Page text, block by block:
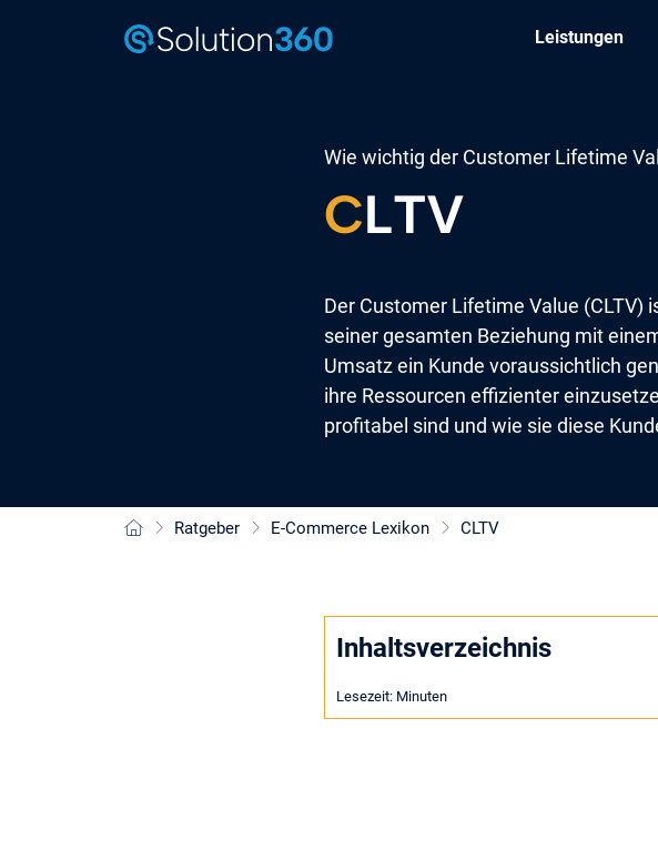
Leistungen
Wie wichtig der Customer Lifetime
CLTV
Der Customer Lifetime Value (CLTV)
seiner gesamten Beziehung mit
Umsatz ein Kunde voraussichtlich
ihre Ressourcen effizienter
profitabel sind und wie sie diese
Ratgeber E-Commerce Lexikon CLTV
Inhaltsverzeichnis
Lesezeit: Minuten